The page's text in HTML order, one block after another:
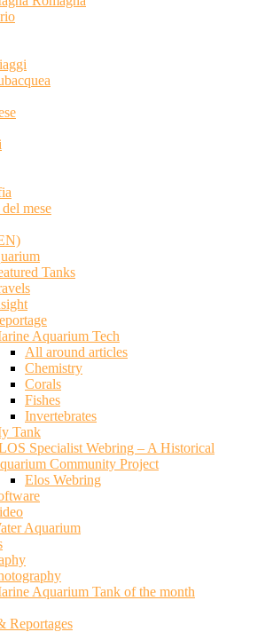
mese
Tanks
Aquarium Tech
All around articles
Chemistry
Corals
Fishes
Invertebrates
Tank
Specialist Webring – A Historical
Community Project
Elos Webring
Aquarium
Aquarium Tank of the month
Reportages